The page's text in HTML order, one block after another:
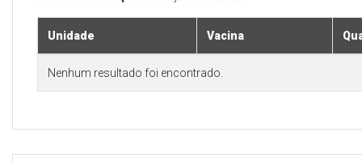
Unidade Vacina
Nenhum resultado foi encontrado.